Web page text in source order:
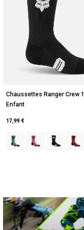
Chaussettes Ranger Crew
Enfant
17,99 €
Product swatch type of
Product swatch
Product